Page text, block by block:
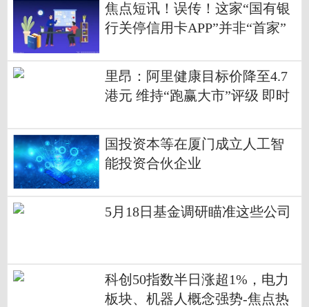
焦点短讯！误传！这家“国有银
行关停信用卡APP”并非“首家”
里昂：阿里健康目标价降至4.7
港元 维持“跑赢大市”评级 即时
国投资本等在厦门成立人工智
能投资合伙企业
5月18日基金调研瞄准这些公司
科创50指数半日涨超1%，电力
板块、机器人概念强势-焦点热